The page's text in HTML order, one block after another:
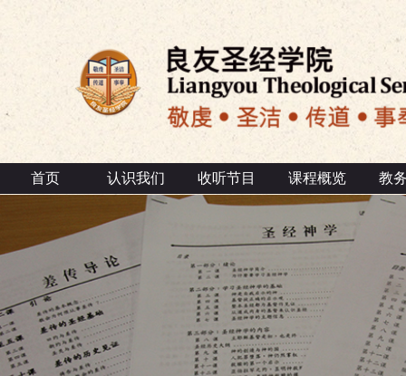
首页 认识我们 收听节目 课程概览 教